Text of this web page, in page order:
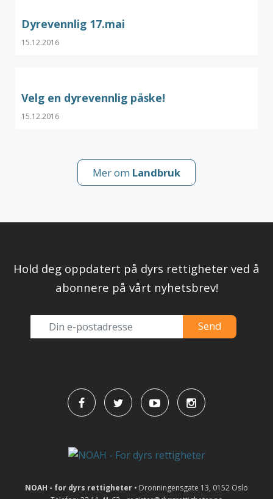
Dyrevennlig 17.mai
15.12.2016
Velg en dyrevennlig påske!
15.12.2016
Mer om Landbruk
Hold deg oppdatert på dyrs rettigheter ved å
abonnere på vårt nyhetsbrev!
NOAH - for dyrs rettigheter • Dronningensgate 13, 0152 Oslo